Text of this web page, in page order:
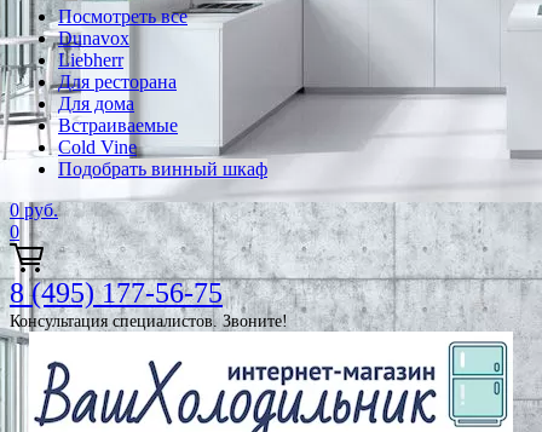
Посмотреть все
Dunavox
Liebherr
Для ресторана
Для дома
Встраиваемые
Cold Vine
Подобрать винный шкаф
0 руб.
0
8 (495) 177-56-75
Консультация специалистов. Звоните!